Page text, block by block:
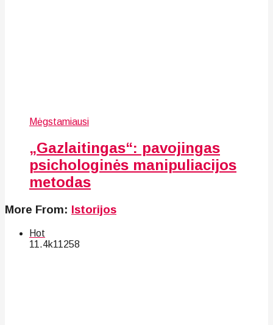
Mėgstamiausi
„Gazlaitingas“: pavojingas
psichologinės manipuliacijos
metodas
More From: Istorijos
Hot
11.4k11258